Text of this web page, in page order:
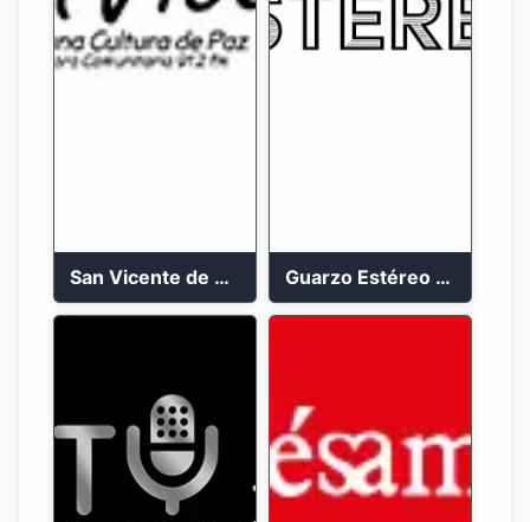
San Vicente de Chucuri 91.2 FM Guarzo Estéreo 24/7